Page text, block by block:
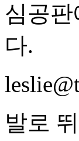
심공
다.
발로